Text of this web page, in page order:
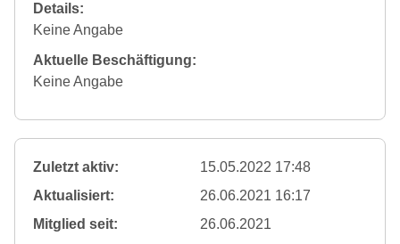
Details:
Keine Angabe
Aktuelle Beschäftigung:
Keine Angabe
Zuletzt aktiv:
15.05.2022 17:48
Aktualisiert:
26.06.2021 16:17
Mitglied seit:
26.06.2021